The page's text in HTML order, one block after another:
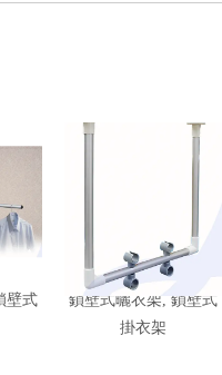
壁式
鎖壁式曬衣架, 鎖壁式
掛衣架